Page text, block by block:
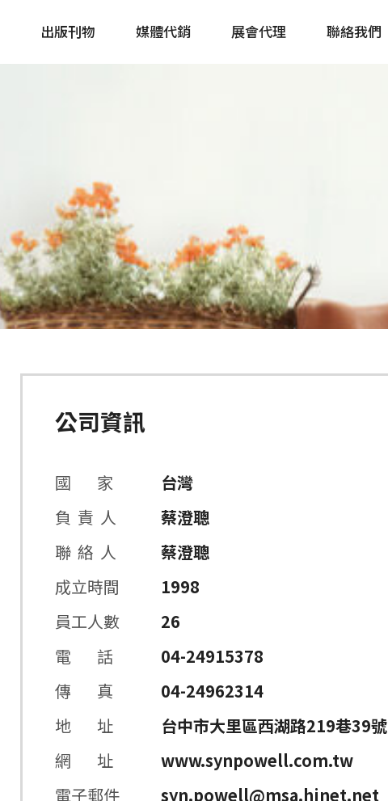
出版刊物
戶外探索 Outside
主題書籍
媒體代銷 展會代理 聯絡我們
公司資訊
國 家
台灣
負 責 人
蔡澄聰
聯 絡 人
蔡澄聰
成立時間
1998
員工人數
26
電 話
04-24915378
傳 真
04-24962314
地 址
台中市大里區西湖路219巷39號
網 址
www.synpowell.com.tw
電子郵件
syn.powell@msa.hinet.net